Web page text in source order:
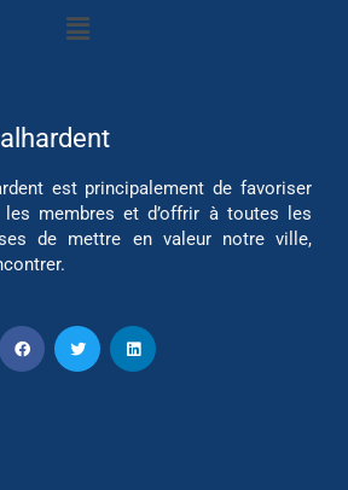
est principalement de favoriser
membres et d’offrir à toutes les
de mettre en valeur notre ville,